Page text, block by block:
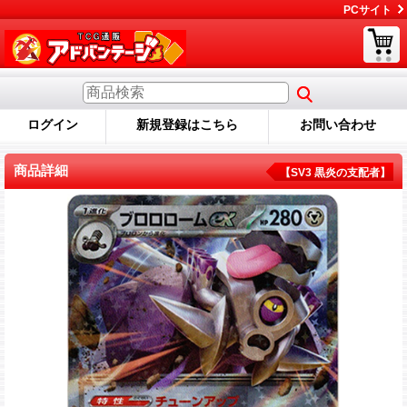
PCサイト
ログイン 新規登録はこちら お問い合わせ
商品詳細 【SV3 黒炎の支配者】